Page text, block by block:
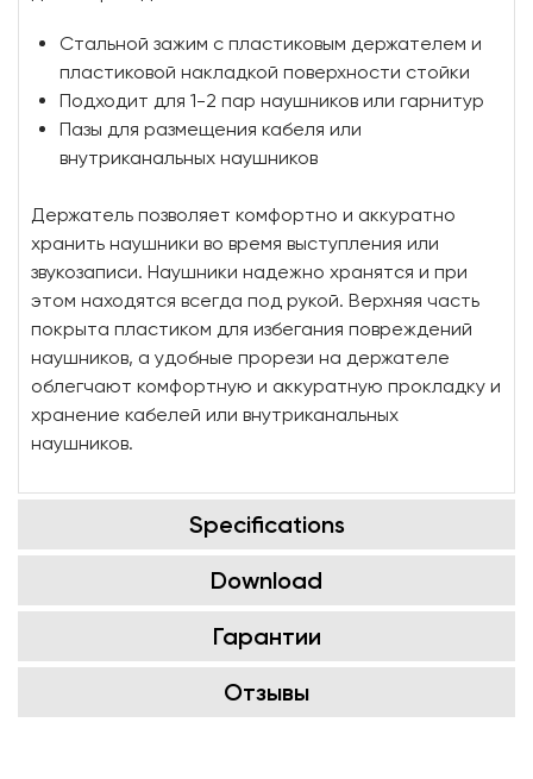
Стальной зажим с пластиковым держателем и
пластиковой накладкой поверхности стойки
Подходит для 1-2 пар наушников или гарнитур
Пазы для размещения кабеля или
внутриканальных наушников
Держатель позволяет комфортно и аккуратно
хранить наушники во время выступления или
звукозаписи. Наушники надежно хранятся и при
этом находятся всегда под рукой. Верхняя часть
покрыта пластиком для избегания повреждений
наушников, а удобные прорези на держателе
облегчают комфортную и аккуратную прокладку и
хранение кабелей или внутриканальных
наушников.
Specifications
Download
Гарантии
Отзывы